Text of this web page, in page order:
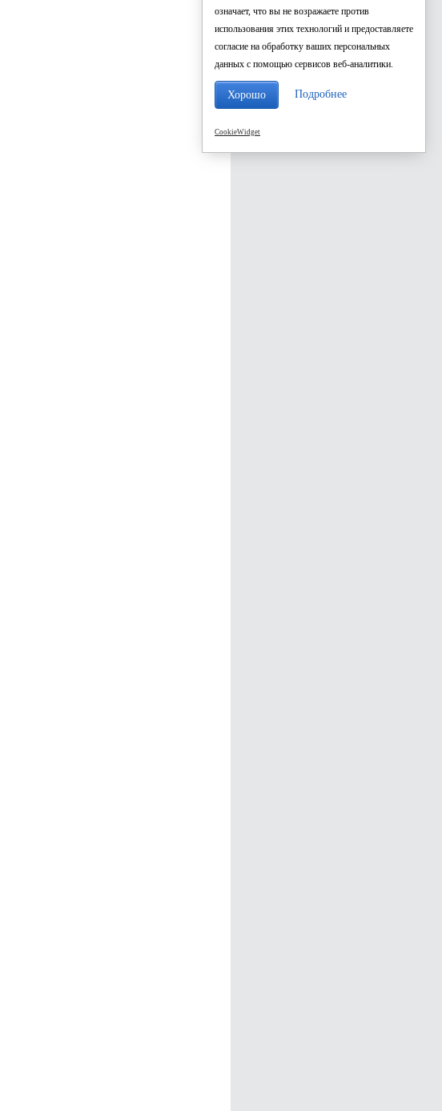
означает, что вы не возражаете против
использования этих технологий и предоставляете
согласие на обработку ваших персональных
данных с помощью сервисов веб-аналитики.
Хорошо Подробнее
CookieWidget